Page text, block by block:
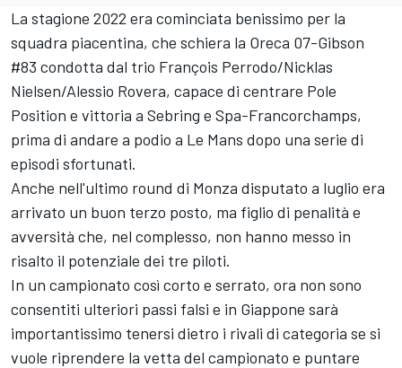
La stagione 2022 era cominciata benissimo per la
squadra piacentina, che schiera la Oreca 07-Gibson
#83 condotta dal trio François Perrodo/Nicklas
Nielsen/Alessio Rovera, capace di centrare Pole
Position e vittoria a Sebring e Spa-Francorchamps,
prima di andare a podio a Le Mans dopo una serie di
episodi sfortunati.
Anche nell'ultimo round di Monza disputato a luglio era
arrivato un buon terzo posto, ma figlio di penalità e
avversità che, nel complesso, non hanno messo in
risalto il potenziale dei tre piloti.
In un campionato così corto e serrato, ora non sono
consentiti ulteriori passi falsi e in Giappone sarà
importantissimo tenersi dietro i rivali di categoria se si
vuole riprendere la vetta del campionato e puntare